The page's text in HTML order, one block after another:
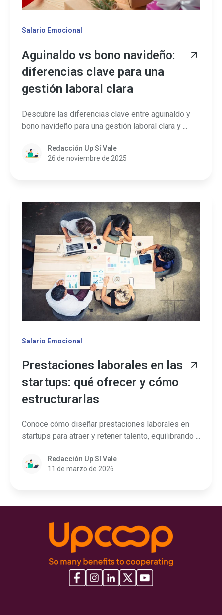
Salario Emocional
Aguinaldo vs bono navideño:
diferencias clave para una
gestión laboral clara
Descubre las diferencias clave entre aguinaldo y
bono navideño para una gestión laboral clara y ...
Redacción Up Sí Vale
26 de noviembre de 2025
Salario Emocional
Prestaciones laborales en las
startups: qué ofrecer y cómo
estructurarlas
Conoce cómo diseñar prestaciones laborales en
startups para atraer y retener talento, equilibrando ...
Redacción Up Sí Vale
11 de marzo de 2026